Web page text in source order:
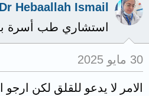
Dr Hebaallah Ismail
استشاري طب أسرة
30 مايو 2025
الامر لا يدعو للقلق لكن